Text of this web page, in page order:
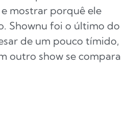
mostrar porquê ele
Shownu foi o último do
de um pouco tímido,
outro show se compara